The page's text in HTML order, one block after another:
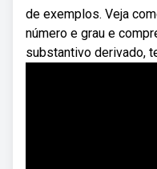
de exemplos. Veja
número e grau e
substantivo derivado,